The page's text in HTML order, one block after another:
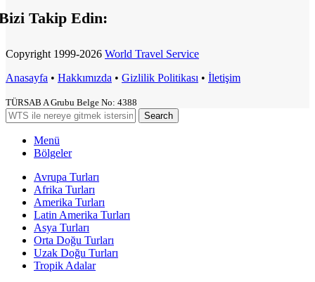
Takip Edin:
Copyright 1999-2026 World Travel Service
Anasayfa • Hakkımızda • Gizlilik Politikası • İletişim
TÜRSAB A Grubu Belge No: 4388
Search
Menü
Bölgeler
Avrupa Turları
Afrika Turları
Amerika Turları
Latin Amerika Turları
Asya Turları
Orta Doğu Turları
Uzak Doğu Turları
Tropik Adalar